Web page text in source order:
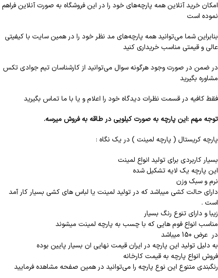
امکان خرید آنلاین همه پارچه‌های خود را در این فروشگاه به صورت آنلاین فراهم
نموده است
بنابراین شما می‌توانید همه پارچه‌های مد نظر خود را در همین سایت با کیفیتی
عالی و قیمتی مناسب خریداری کنید
در ضمن در صورت وجود هرگونه سوال می‌توانید از کارشناسان تیم جوادی تکس
مشاوره بگیرید
فقط کافیه در قسمت نظرات دیدگاه خود را اعلام و یا با ما تماس بگیرید
توجه مهم :این پارچه به صورت کیلویی در طاقه به فروش میرسه.
پارچه كريستال ( پارچه لمینت ) در یک نگاه :
بسیار کاربردی برای تولید انواع لمینت
این پارچه یک لایه تشکیل شده
نرم و سبک وزن
دارای حالت کشی میباشد که در تولید لمینت یا لباس های کشی بسیار کار آمد
است .
زیبا و دارای تنوع رنگ بسیار
مناسب انواع فوم هایی که با چسب به پارچه لمینت میشوند
در عرض 150 میباشد
به دلیل تولید این پارچه در ایران قیمت نهایی ان بسیار پایین بوده
فروش انواع پارچه به قیمت کارخانه
رنگبندی متنوع این نوع پارچه را می‌توانید در همین صفحه مشاهده فرمایید